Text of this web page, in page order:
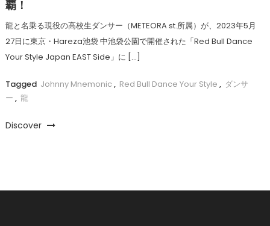
覇！
龍と名乗る現役の高校生ダンサー（METEORA st.所属）が、2023年5月
27日に東京・Hareza池袋 中池袋公園で開催された「Red Bull Dance
Your Style Japan EAST Side」に […]
Tagged Johnny Mnemonic , Red Bull Dance Your Style , ダンサ
ー , 龍
Discover